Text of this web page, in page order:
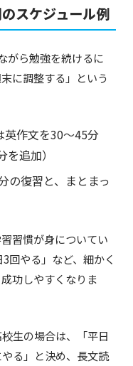
スケジュール例
がら勉強を続けるに
に調整する」という
英作文を30〜45分
追加）
の復習と、まとまっ
習慣が身についてい
回やる」など、細かく
功しやすくなりま
生の場合は、「平日
る」と決め、長文読